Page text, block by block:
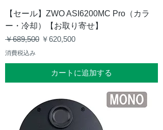
【セール】ZWO ASI6200MC Pro（カラ
ー・冷却）【お取り寄せ】
通常価格
￥689,500 セール価格
￥620,500
消費税込み
カートに追加する